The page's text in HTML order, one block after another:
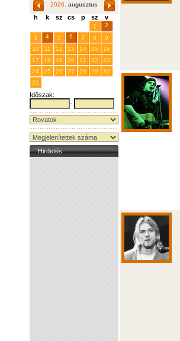
2026. augusztus
h k sz cs p sz v
1
2
3
4 5 6 7 8
9
10
11 12 13 14 15
16
17
18 19 20 21 22
23
24
25 26 27 28 29
30
31
Időszak:
-
Hirdetés